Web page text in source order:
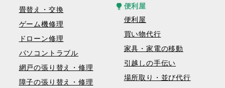
畳替え・交換
ゲーム機修理
ドローン修理
パソコントラブル
網戸の張り替え・修理
障子の張り替え・修理
便利屋
便利屋
買い物代行
家具・家電の移動
引越しの手伝い
場所取り・並び代行